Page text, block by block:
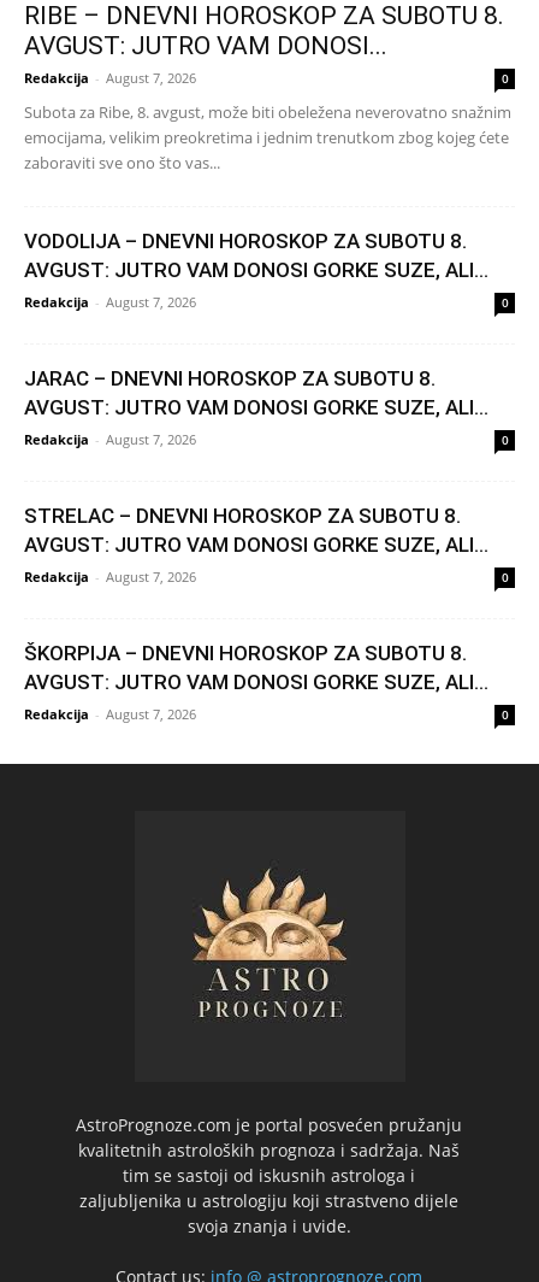
RIBE – DNEVNI HOROSKOP ZA SUBOTU 8.
AVGUST: JUTRO VAM DONOSI...
Redakcija - August 7, 2026 0
Subota za Ribe, 8. avgust, može biti obeležena neverovatno snažnim
emocijama, velikim preokretima i jednim trenutkom zbog kojeg ćete
zaboraviti sve ono što vas...
VODOLIJA – DNEVNI HOROSKOP ZA SUBOTU 8.
AVGUST: JUTRO VAM DONOSI GORKE SUZE, ALI...
Redakcija - August 7, 2026 0
JARAC – DNEVNI HOROSKOP ZA SUBOTU 8.
AVGUST: JUTRO VAM DONOSI GORKE SUZE, ALI...
Redakcija - August 7, 2026 0
STRELAC – DNEVNI HOROSKOP ZA SUBOTU 8.
AVGUST: JUTRO VAM DONOSI GORKE SUZE, ALI...
Redakcija - August 7, 2026 0
ŠKORPIJA – DNEVNI HOROSKOP ZA SUBOTU 8.
AVGUST: JUTRO VAM DONOSI GORKE SUZE, ALI...
Redakcija - August 7, 2026 0
AstroPrognoze.com je portal posvećen pružanju
kvalitetnih astroloških prognoza i sadržaja. Naš
tim se sastoji od iskusnih astrologa i
zaljubljenika u astrologiju koji strastveno dijele
svoja znanja i uvide.
Contact us: info @ astroprognoze.com